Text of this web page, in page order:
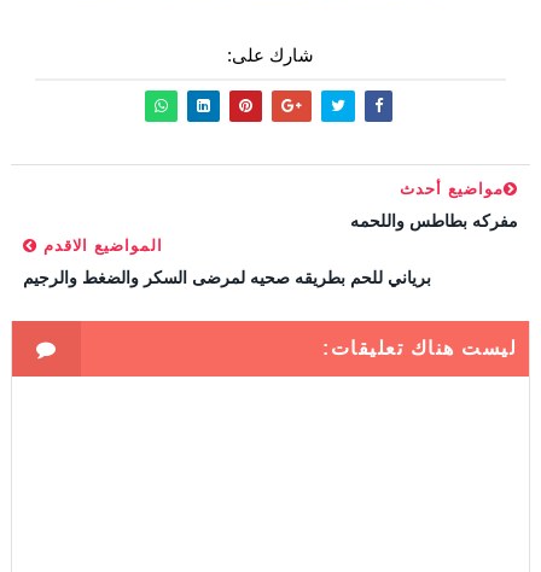
شارك على:
مواضيع أحدث
مفركه بطاطس واللحمه
المواضيع الاقدم
برياني للحم بطريقه صحيه لمرضى السكر والضغط والرجيم
ليست هناك تعليقات: